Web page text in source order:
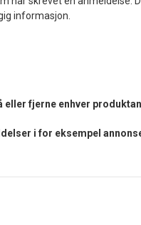
informasjon.
fjerne enhver
i for eksempel